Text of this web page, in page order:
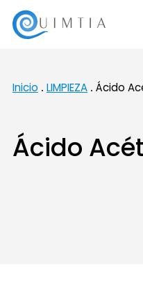
Inicio LIMPIEZA Ácido
Ácido